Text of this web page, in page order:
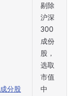
成分股
剔除
沪深
300
成份
股，
选取
市值
中